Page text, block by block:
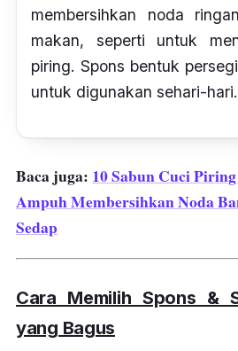
membersihkan noda
makan, seperti untuk
piring. Spons bentuk
untuk digunakan sehari-hari.
Baca juga: 10 Sabun Cuci
Ampuh Membersihkan Noda
Sedap
Cara Memilih Spons &
yang Bagus